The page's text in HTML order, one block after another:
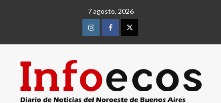
7 agosto, 2026
InstagramFacebookTwitter